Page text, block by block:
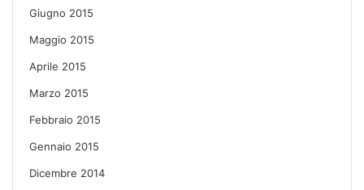
Giugno 2015
Maggio 2015
Aprile 2015
Marzo 2015
Febbraio 2015
Gennaio 2015
Dicembre 2014